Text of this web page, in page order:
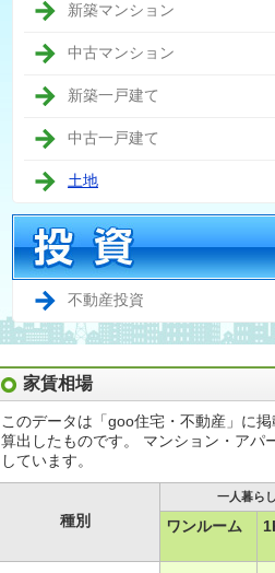
新築マンション
中古マンション
新築一戸建て
中古一戸建て
土地
不動産投資
家賃相場
このデータは「goo住宅・不動産」に
算出したものです。 マンション・アパ
しています。
種別
一人暮ら
ワンルーム